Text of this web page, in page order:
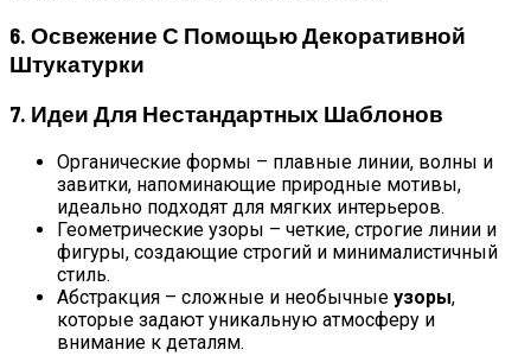
6. Освежение С Помощью Декоративной
Штукатурки
7. Идеи Для Нестандартных Шаблонов
Органические формы – плавные линии, волны и
завитки, напоминающие природные мотивы,
идеально подходят для мягких интерьеров.
Геометрические узоры – четкие, строгие линии и
фигуры, создающие строгий и минималистичный
стиль.
Абстракция – сложные и необычные узоры,
которые задают уникальную атмосферу и
внимание к деталям.